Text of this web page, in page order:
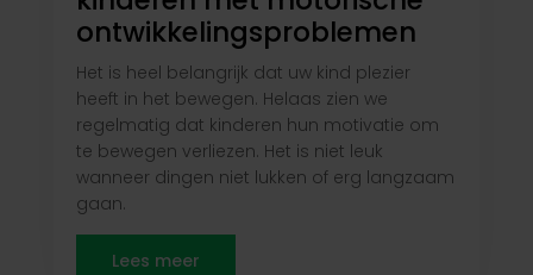
ontwikkelingsproblemen
Het is heel belangrijk dat uw kind plezier
heeft in het bewegen. Helaas zien we
regelmatig dat kinderen hun motivatie om
te bewegen verliezen. Het is niet leuk
wanneer dingen niet lukken of erg langzaam
gaan.
Lees meer